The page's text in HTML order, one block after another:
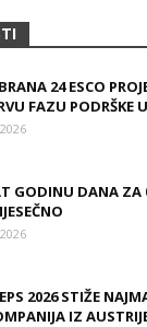
24 ESCO
FAZU PODRŠKE
GODINU DANA ZA
2026 STIŽE
IZ